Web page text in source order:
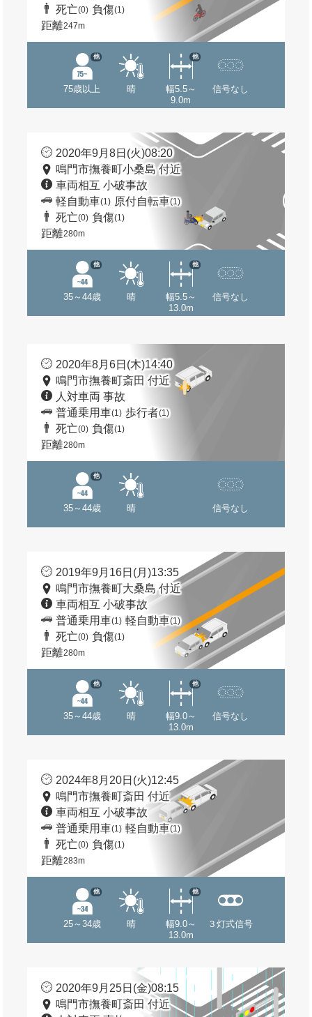
死亡(0) 負傷(1)
距離247m
75歳以上
他
晴
幅5.5～
9.0m
他
信号なし
2020年9月8日(火)08:20
鳴門市撫養町小桑島 付近
車両相互 小破事故
軽自動車(1) 原付自転車(1)
死亡(0) 負傷(1)
距離280m
35～44歳
他
晴
幅5.5～
13.0m
他
信号なし
2020年8月6日(木)14:40
鳴門市撫養町斎田 付近
人対車両 事故
普通乗用車(1) 歩行者(1)
死亡(0) 負傷(1)
距離280m
35～44歳
他
晴 信号なし
2019年9月16日(月)13:35
鳴門市撫養町大桑島 付近
車両相互 小破事故
普通乗用車(1) 軽自動車(1)
死亡(0) 負傷(1)
距離280m
35～44歳
他
晴
幅9.0～
13.0m
他
信号なし
2024年8月20日(火)12:45
鳴門市撫養町斎田 付近
車両相互 小破事故
普通乗用車(1) 軽自動車(1)
死亡(0) 負傷(1)
距離283m
25～34歳
他
晴
幅9.0～
13.0m
他
３灯式信号
2020年9月25日(金)08:15
鳴門市撫養町斎田 付近